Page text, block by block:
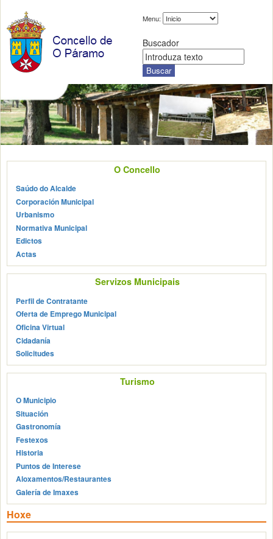
Menu:
Buscador
O Concello
Saúdo do Alcalde
Corporación Municipal
Urbanismo
Normativa Municipal
Edictos
Actas
Servizos Municipais
Perfil de Contratante
Oferta de Emprego Municipal
Oficina Virtual
Cidadanía
Solicitudes
Turismo
O Municipio
Situación
Gastronomía
Festexos
Historia
Puntos de Interese
Aloxamentos/Restaurantes
Galería de Imaxes
Hoxe